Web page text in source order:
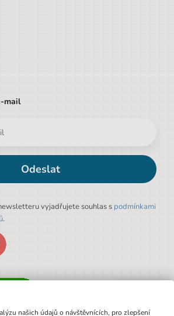
mail
Odeslat
vyjadřujete souhlas s podmínkami
.
našich údajů o návštěvnících, pro zlepšení